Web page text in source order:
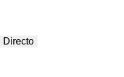
Directo